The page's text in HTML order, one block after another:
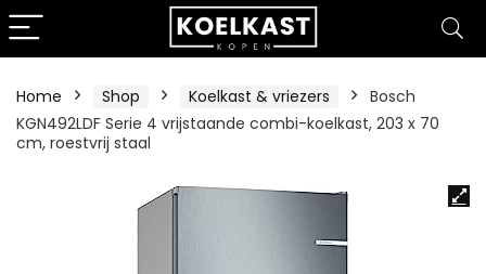
Home Shop Koelkast & vriezers
Bosch
KGN492LDF Serie 4 vrijstaande combi-koelkast, 203 x 70
cm, roestvrij staal